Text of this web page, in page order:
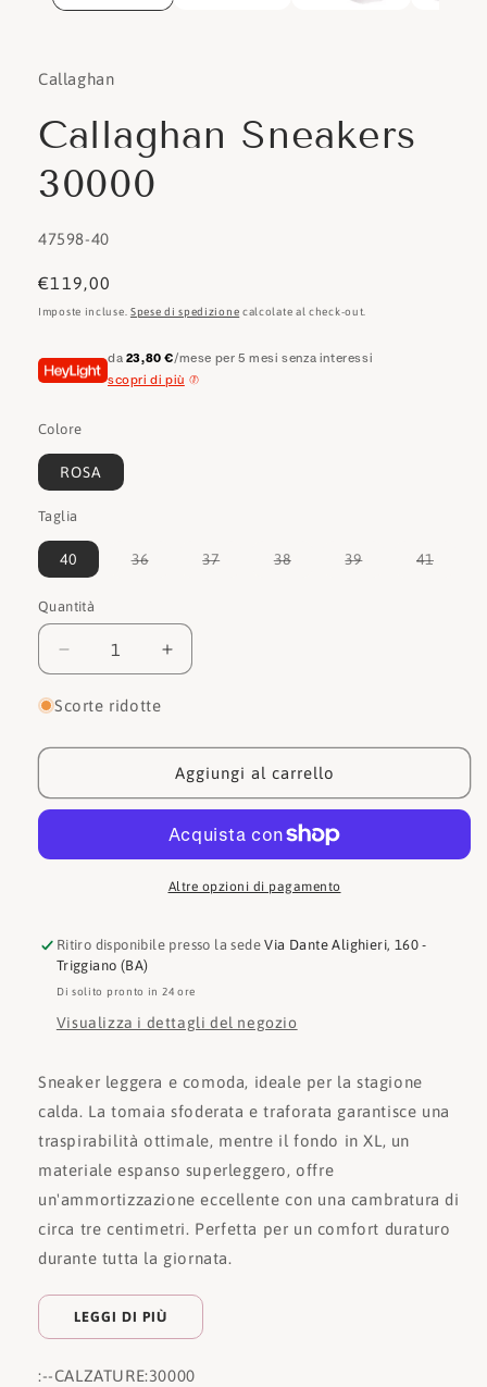
Callaghan
Callaghan Sneakers
30000
SKU:
47598-40
Prezzo
di
€119,00
Imposte incluse. Spese di spedizione calcolate al check-out.
da 23,80 €/mese per 5 mesi senza interessi
scopri di più
Colore
ROSA
Taglia
40 36Variante
disponibile
37Variante
38Variante
39Variante
41
Quantità
Quantità
Diminuisci
quantità
per
Sneakers
Aumenta
quantità
Sneakers
30000
Scorte ridotte
Aggiungi al carrello
Altre opzioni di pagamento
Ritiro disponibile presso la sedeVia Dante Alighieri, 160 -
Triggiano (BA)
Di solito pronto in 24 ore
Visualizza i dettagli del negozio
Sneaker leggera e comoda, ideale per la stagione
calda. La tomaia sfoderata e traforata garantisce una
traspirabilità ottimale, mentre il fondo in XL, un
materiale espanso superleggero, offre
un'ammortizzazione eccellente con una cambratura di
circa tre centimetri. Perfetta per un comfort duraturo
durante tutta la giornata.
LEGGI DI PIÙ
:--CALZATURE:30000